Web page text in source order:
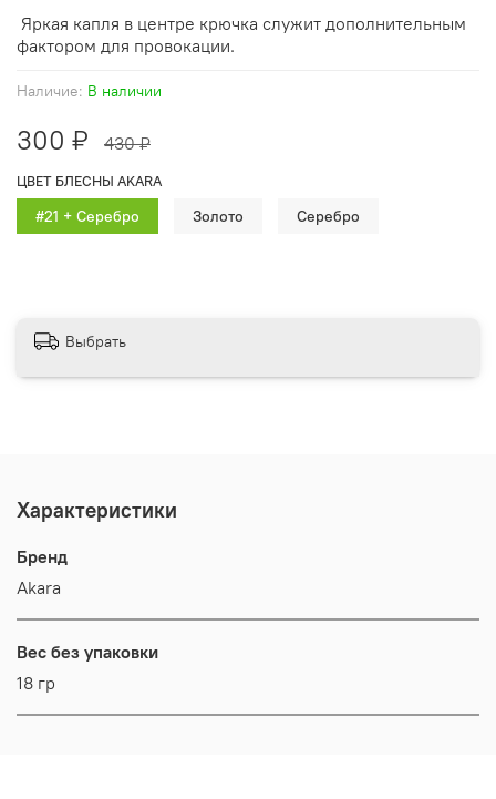
Наличие: В наличии
300 ₽ 430 ₽
ЦВЕТ БЛЕСНЫ AKARA
#21 + Серебро Золото Серебро
Яркая капля в центре крючка служит дополнительным
фактором для провокации.
Выбрать
Характеристики
Бренд
Akara
Вес без упаковки
18 гр